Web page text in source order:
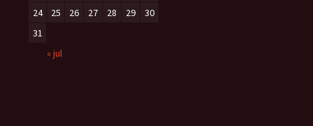
24
25 26 27 28 29
30
31
« jul